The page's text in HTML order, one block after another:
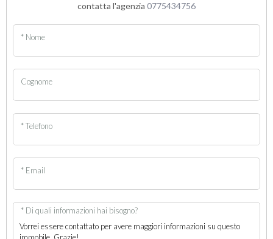
contatta l'agenzia 0775434756
* Nome
Cognome
* Telefono
* Email
* Di quali informazioni hai bisogno?